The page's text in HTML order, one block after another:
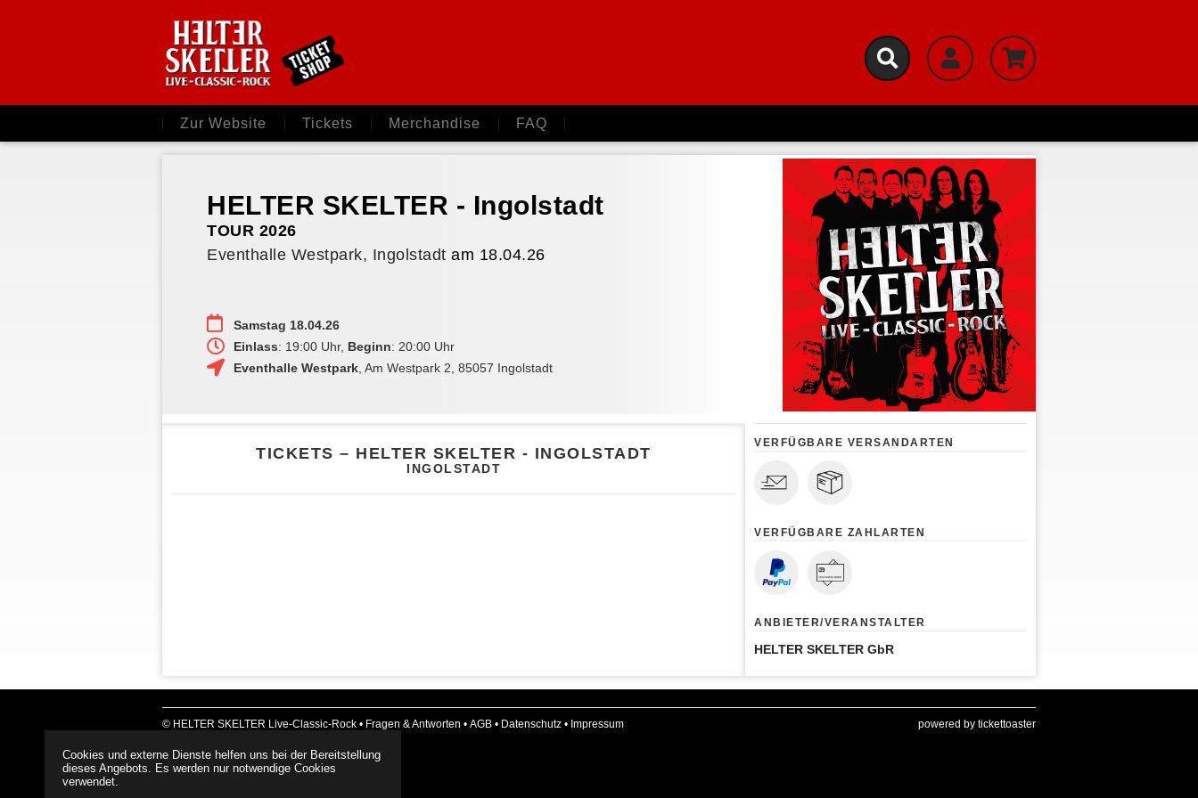
Zur Website Tickets Merchandise FAQ
HELTER SKELTER - Ingolstadt
TOUR 2026
Eventhalle Westpark, Ingolstadt am 18.04.26
Samstag 18.04.26
Einlass: 19:00 Uhr, Beginn: 20:00 Uhr
Eventhalle Westpark Am Westpark 2 85057 Ingolstadt
TICKETS – HELTER SKELTER - INGOLSTADT
INGOLSTADT
VERFÜGBARE VERSANDARTEN
VERFÜGBARE ZAHLARTEN
ANBIETER/VERANSTALTER
HELTER SKELTER GbR
powered by tickettoaster
© HELTER SKELTER Live-Classic-Rock • Fragen & Antworten • AGB • Datenschutz • Impressum
Cookies und externe Dienste helfen uns bei der Bereitstellung
dieses Angebots. Es werden nur notwendige Cookies
verwendet.